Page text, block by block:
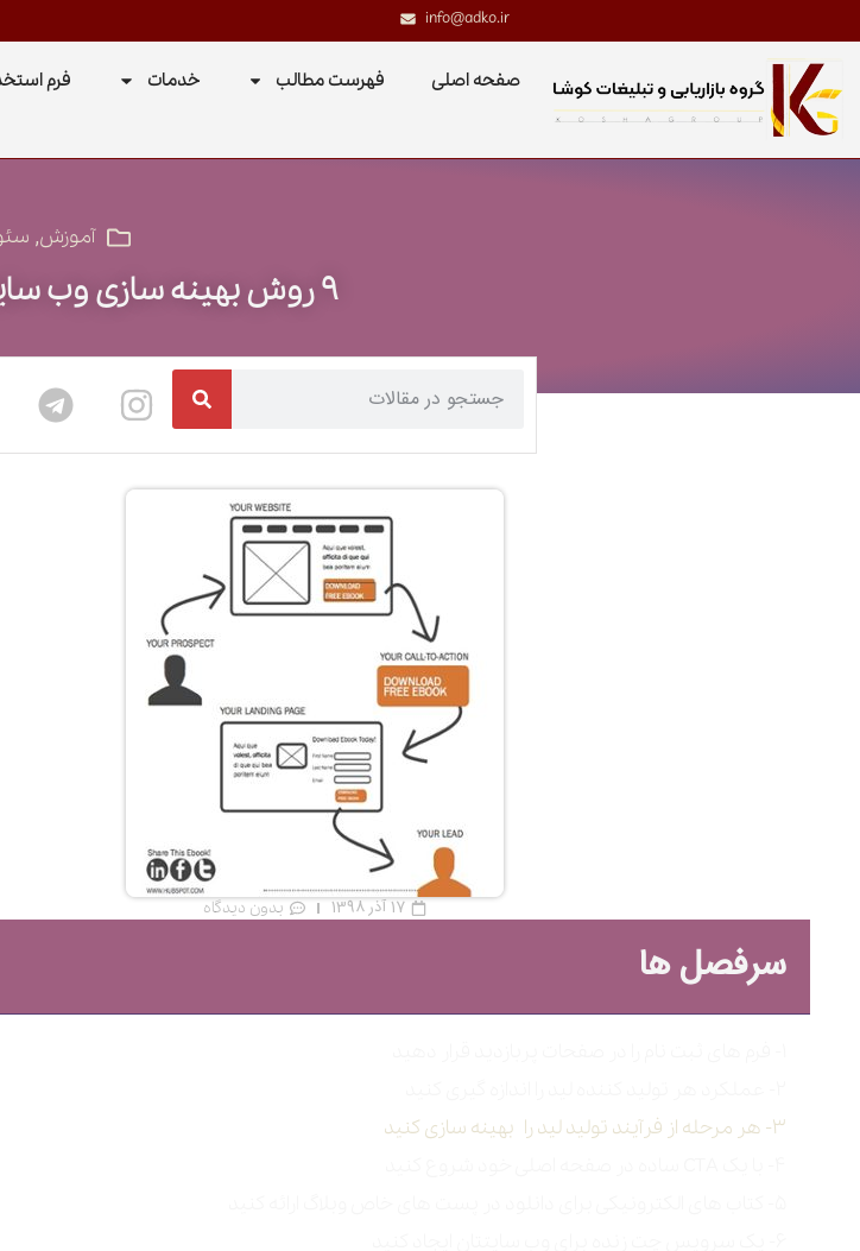
info@adko.ir
صفحه اصلی فهرست مطالب خدمات فرم
آموزش,
۹ روش بهینه سازی وب سایت برای تولید لید
17 آذر 1398 بدون دیدگاه
سرفصل ها
۳- هر مرحله از فرآیند تولید لید را بهینه سازی کنید